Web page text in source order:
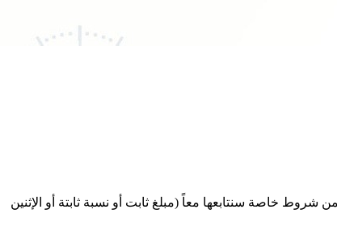
خاصة سنتابعها معاً (مبلغ ثابت أو نسبة ثابتة أو الإثنين